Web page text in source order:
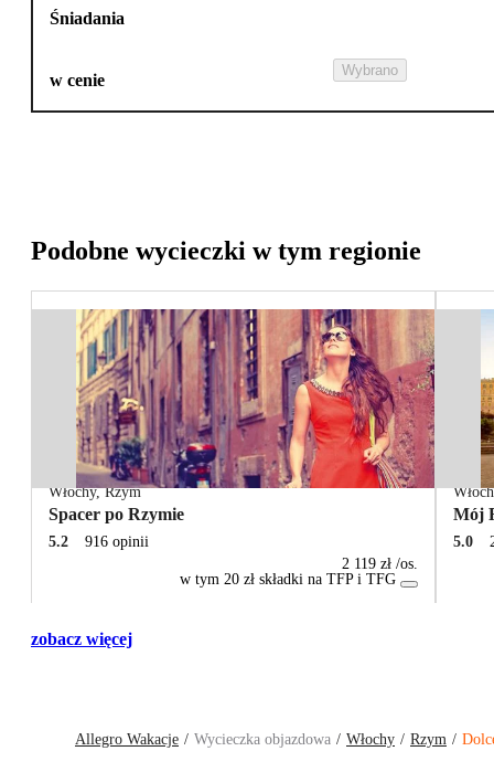
Śniadania
w cenie
Wybrano
Podobne wycieczki w tym regionie
Włochy,Rzym
Spacer po Rzymie
5.2
916 opinii
2 119 zł /os.
w tym 20 zł składki na TFP i TFG
Mój
5.0
zobacz więcej
Allegro Wakacje Wycieczka objazdowa Włochy Rzym